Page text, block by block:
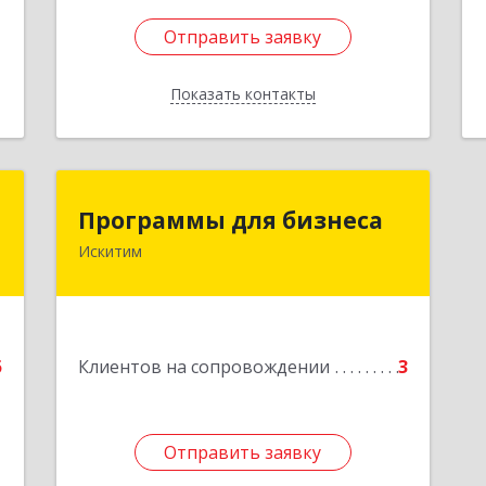
Отправить заявку
Показать контакты
Отправить заявку
Назад
Программы для бизнеса
Искитим
Клиентов на сопровождении 3
Отправить заявку
Программы для бизнеса
Отправить заявку